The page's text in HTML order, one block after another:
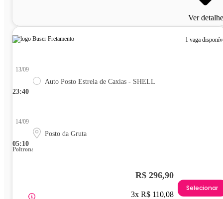
Ver
1 vaga
23:40
13/09
Auto Posto Estrela de Caxias - SHELL
05:10
14/09
Posto da Gruta
Poltrona
R$ 296,90
3x R$ 110,08
Selecionar